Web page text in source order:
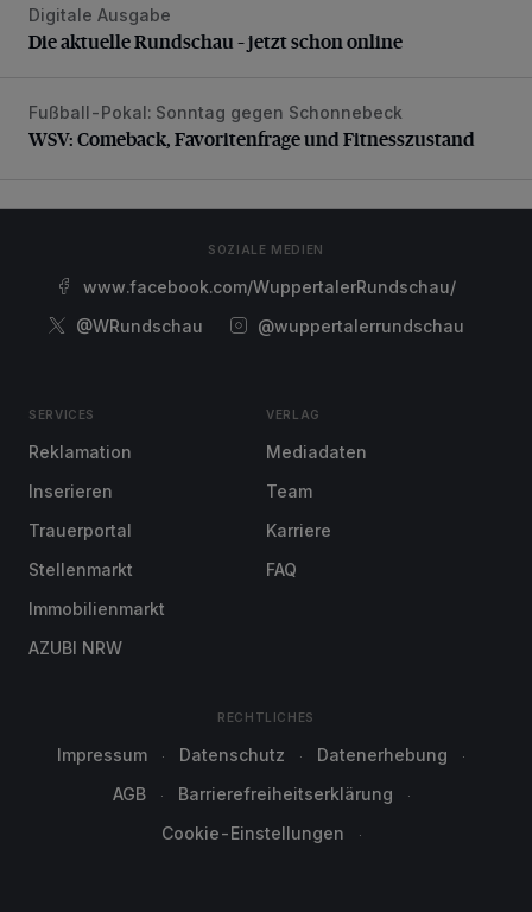
Die aktuelle Rundschau – jetzt schon online
Digitale Ausgabe
Die aktuelle Rundschau – jetzt schon online
WSV: Comeback, Favoritenfrage und Fitnesszustand
Fußball-Pokal: Sonntag gegen Schonnebeck
WSV: Comeback, Favoritenfrage und Fitnesszustand
SOZIALE MEDIEN
www.facebook.com/WuppertalerRundschau/
@WRundschau
@wuppertalerrundschau
SERVICES
Reklamation
Inserieren
Trauerportal
Stellenmarkt
Immobilienmarkt
AZUBI NRW
VERLAG
Mediadaten
Team
Karriere
FAQ
RECHTLICHES
Impressum Datenschutz
Datenerhebung
AGB
Barrierefreiheitserklärung
Cookie-Einstellungen